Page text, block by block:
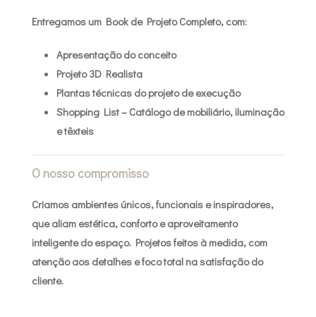
Entregamos um Book de Projeto Completo, com:
Apresentação do conceito
Projeto 3D Realista
Plantas técnicas do projeto de execução
Shopping List – Catálogo de mobiliário, iluminação
e têxteis
O nosso compromisso
Criamos ambientes únicos, funcionais e inspiradores,
que aliam estética, conforto e aproveitamento
inteligente do espaço. Projetos feitos à medida, com
atenção aos detalhes e foco total na satisfação do
cliente.